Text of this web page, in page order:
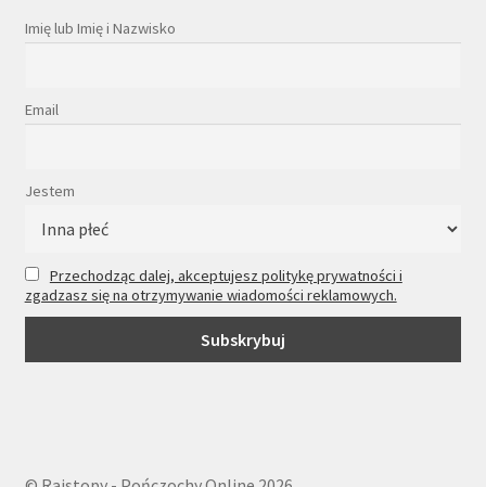
Imię lub Imię i Nazwisko
Email
Jestem
Przechodząc dalej, akceptujesz politykę prywatności i
zgadzasz się na otrzymywanie wiadomości reklamowych.